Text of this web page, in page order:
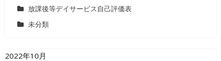
放課後等デイサービス自己評価表
未分類
2022年10月